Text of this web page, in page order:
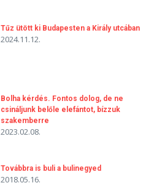
Tűz ütött ki Budapesten a Király utcában
2024.11.12.
Bolha kérdés. Fontos dolog, de ne
csináljunk belőle elefántot, bízzuk
szakemberre
2023.02.08.
Továbbra is buli a bulinegyed
2018.05.16.